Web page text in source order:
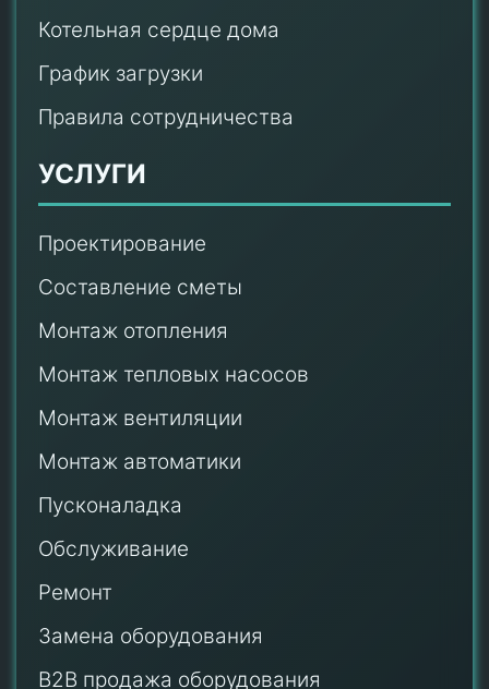
Котельная сердце дома
График загрузки
Правила сотрудничества
УСЛУГИ
Проектирование
Составление сметы
Монтаж отопления
Монтаж тепловых насосов
Монтаж вентиляции
Монтаж автоматики
Пусконаладка
Обслуживание
Ремонт
Замена оборудования
B2B продажа оборудования